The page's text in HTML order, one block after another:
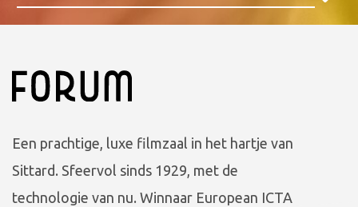
Een prachtige, luxe filmzaal in het hartje van
Sittard. Sfeervol sinds 1929, met de
technologie van nu. Winnaar European ICTA